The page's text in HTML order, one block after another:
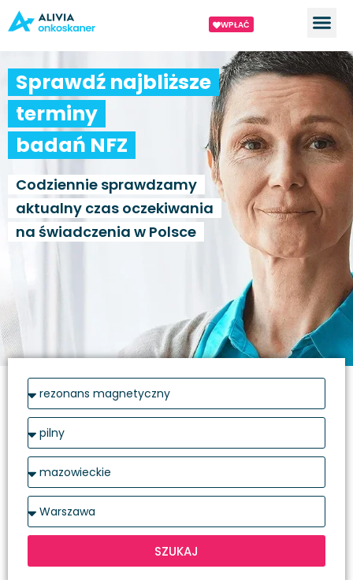
WPŁAĆ
Sprawdź najbliższe
terminy
badań NFZ
Codziennie sprawdzamy
aktualny czas oczekiwania
na świadczenia w Polsce
SZUKAJ